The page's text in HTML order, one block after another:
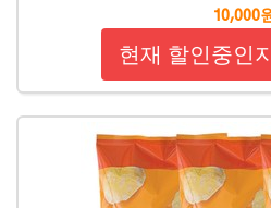
10,000
현재 할인중인